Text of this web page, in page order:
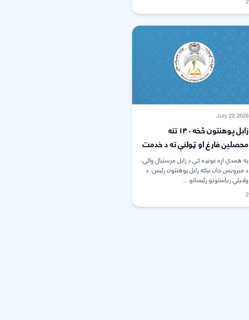
July 23, 2026
زابل پوهنتون څخه ۱۴۰ تنه
محصلين فارغ او ټولنې ته د خدمت
په موخه وړاندې شول
په همدې اړه غونډه کې د زابل مرستیال والي،
د میرویس خان نیکه زابل پوهنتون رئیس، د
ولایتي ریاستونو رئیسانو ...
2